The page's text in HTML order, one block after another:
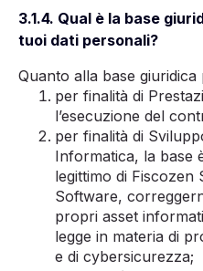
3.1.4. Qual è la base
tuoi dati personali?
Quanto alla base
per finalità di
l’esecuzione del
per finalità di
Informatica, la base
legittimo di Fiscozen
Software,
propri asset
legge in materia di
e di cybersicurezza;